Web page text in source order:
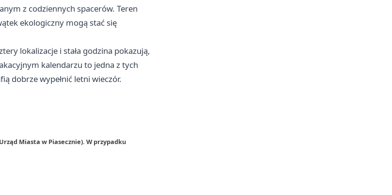
z codziennych spacerów. Teren
ekologiczny mogą stać się
lokalizacje i stała godzina pokazują,
kalendarzu to jedna z tych
dobrze wypełnić letni wieczór.
Miasta w Piasecznie). W przypadku